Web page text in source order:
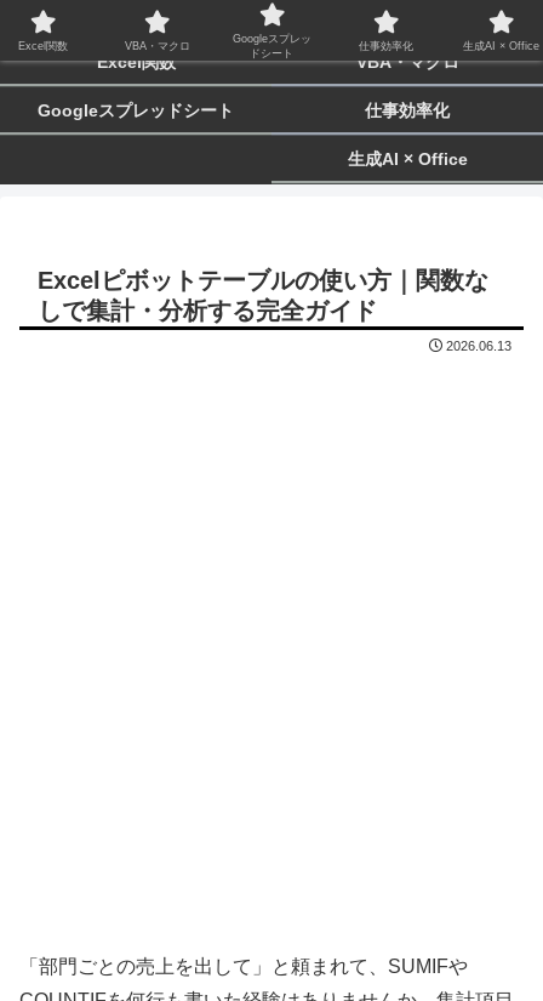
biz-tactics
Excel関数 VBA・マクロ
Googleスプレッドシート 仕事効率化
生成AI × Office
Excelピボットテーブルの使い方｜関数な
しで集計・分析する完全ガイド
2026.06.13
「部門ごとの売上を出して」と頼まれて、SUMIFや
Excel関数 VBA・マクロ
Googleスプレッ
ドシート
仕事効率化 生成AI × Office